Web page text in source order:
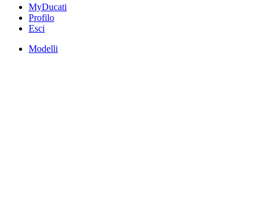
MyDucati
Profilo
Esci
Modelli